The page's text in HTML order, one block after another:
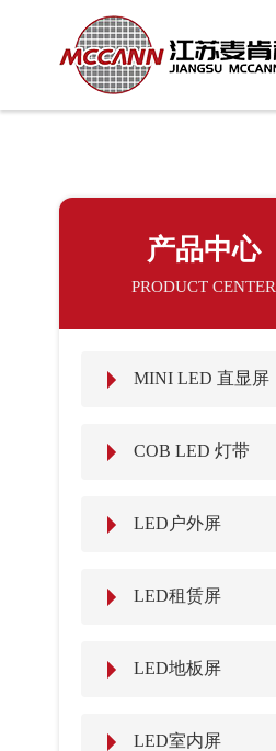
产品中心
PRODUCT CENTER
MINI LED 直显屏
COB LED 灯带
LED户外屏
LED租赁屏
LED地板屏
LED室内屏